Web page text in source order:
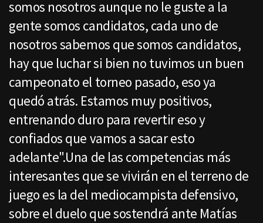
somos nosotros aunque no le guste a la
gente somos candidatos, cada uno de
nosotros sabemos que somos candidatos,
hay que luchar si bien no tuvimos un buen
campeonato el torneo pasado, eso ya
quedó atrás. Estamos muy positivos,
entrenando duro para revertir eso y
confiados que vamos a sacar esto
adelante".Una de las competencias más
interesantes que se vivirán en el terreno de
juego es la del mediocampista defensivo,
sobre el duelo que sostendrá ante Matías